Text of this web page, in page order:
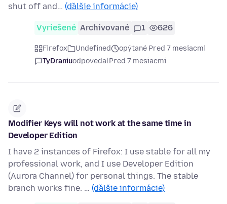
shut off and… (ďalšie informácie)
Vyriešené Archivované 1 626
Firefox Undefined
opýtané Pred 7 mesiacmi
TyDraniuodpovedalPred 7 mesiacmi
Modifier Keys will not work at the same time in
Developer Edition
I have 2 instances of Firefox: I use stable for all my
professional work, and I use Developer Edition
(Aurora Channel) for personal things. The stable
branch works fine. … (ďalšie informácie)